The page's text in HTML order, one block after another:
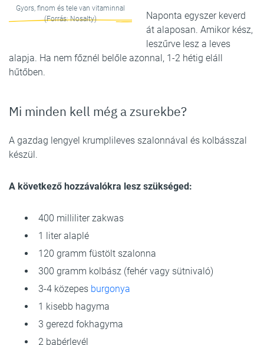
Gyors, finom és tele van vitaminnal
(Forrás: Nosalty)
Naponta egyszer keverd
át alaposan. Amikor kész,
leszűrve lesz a leves
alapja. Ha nem főznél belőle azonnal, 1-2 hétig eláll
hűtőben.
Mi minden kell még a zsurekbe?
A gazdag lengyel krumplileves szalonnával és kolbásszal
készül.
A következő hozzávalókra lesz szükséged:
400 milliliter zakwas
1 liter alaplé
120 gramm füstölt szalonna
300 gramm kolbász (fehér vagy sütnivaló)
3-4 közepes burgonya
1 kisebb hagyma
3 gerezd fokhagyma
2 babérlevél